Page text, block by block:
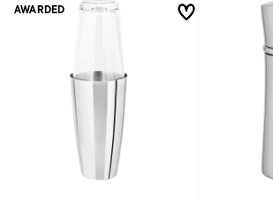
AWARDED